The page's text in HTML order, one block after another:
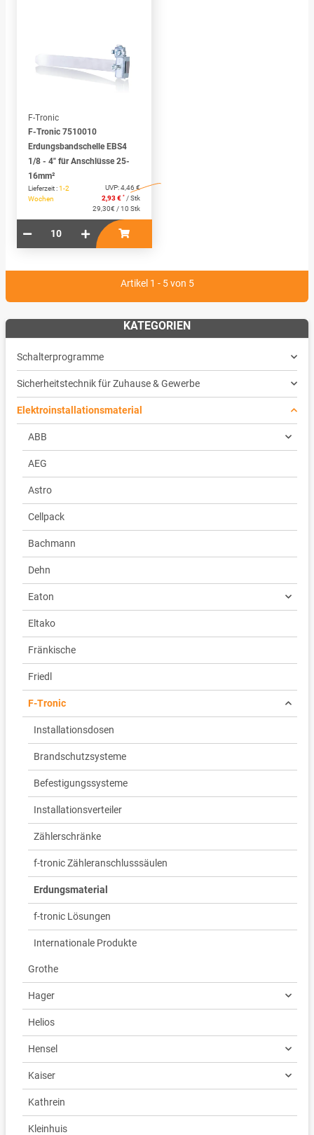
F-Tronic
F-Tronic 7510010
Erdungsbandschelle EBS4
1/8 - 4" für Anschlüsse 25-
16mm²
Lieferzeit :1-2
Wochen
UVP:4,46 €
2,93 € * / Stk
29,30€ / 10 Stk
Artikel 1 - 5 von 5
KATEGORIEN
Schalterprogramme
Sicherheitstechnik für Zuhause & Gewerbe
Elektroinstallationsmaterial
ABB
AEG
Astro
Cellpack
Bachmann
Dehn
Eaton
Eltako
Fränkische
Friedl
F-Tronic
Installationsdosen
Brandschutzsysteme
Befestigungssysteme
Installationsverteiler
Zählerschränke
f-tronic Zähleranschlusssäulen
Erdungsmaterial
f-tronic Lösungen
Internationale Produkte
Grothe
Hager
Helios
Hensel
Kaiser
Kathrein
Kleinhuis